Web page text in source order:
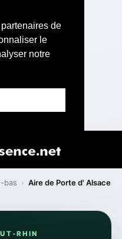
de
le
notre
bas › Aire de Porte d' Alsace
RHIN